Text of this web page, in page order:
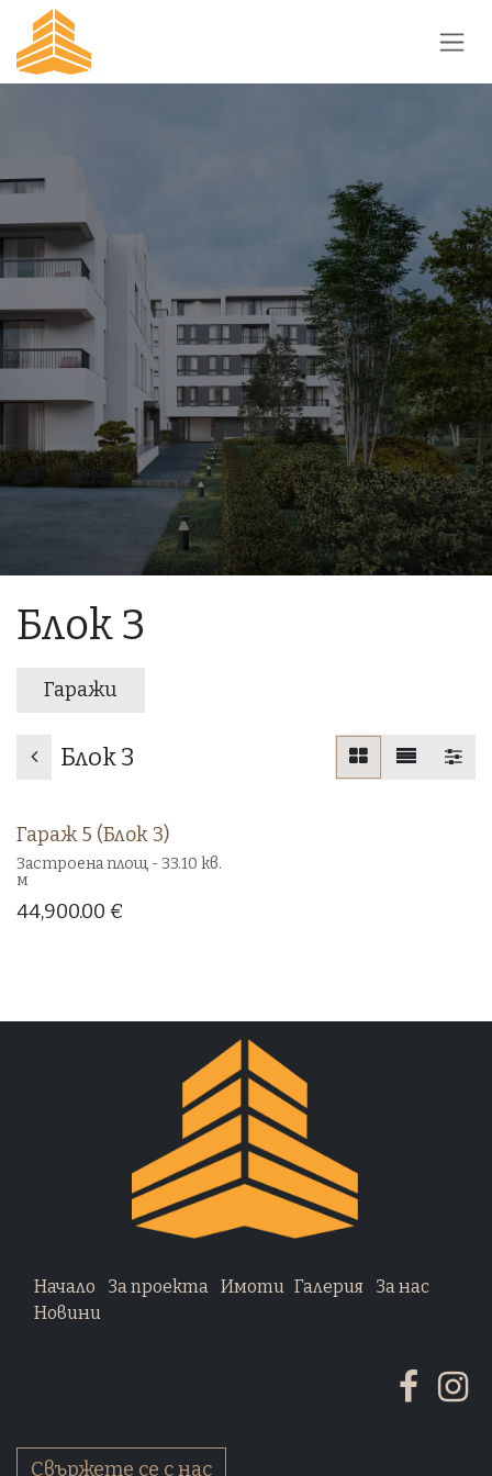
Преминете към съдържание
Блок 3
Гаражи
Блок 3
Свободен!
Гараж 5 (Блок 3)
Застроена площ - 33.10 кв.
м
44,900.00 €
Начало За проекта Имоти Галерия
За нас
Новини
Свържете се с нас